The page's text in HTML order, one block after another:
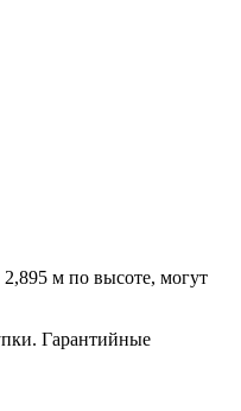
м по высоте, могут
Гарантийные